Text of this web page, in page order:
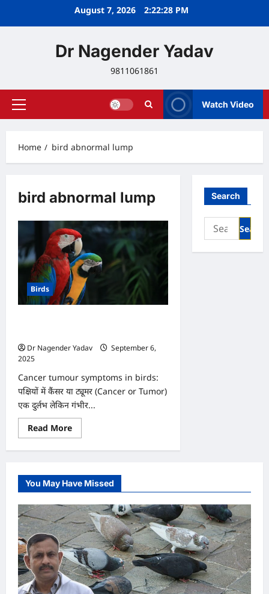
August 7, 2026 2:22:28 PM
Dr Nagender Yadav
9811061861
Primary
Watch Video
Home bird abnormal lump
bird abnormal lump
Birds
Dr Nagender Yadav
September 6,
2025
Cancer tumour symptoms in birds:
पक्षियों में कैंसर या ट्यूमर (Cancer or Tumor)
एक दुर्लभ लेकिन गंभीर...
Read MoreRead
more
पक्षियों
के
लक्षण:
अनदेखा
किया
तो
पड़
सकता
है
भारी!
Search
Search
for:
You May Have Missed